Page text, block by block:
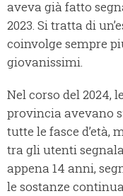
aveva già fatto
2023. Si tratta di
coinvolge sempre
giovanissimi.
Nel corso del 2024,
provincia avevano
tutte le fasce d’età,
tra gli utenti
appena 14 anni,
le sostanze